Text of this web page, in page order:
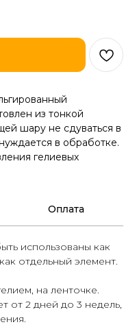
из тонкой
шару не сдуваться в
в обработке.
гелиевых
Оплата
использованы как
отдельный элемент.
на ленточке.
от 2 дней до 3 недель,